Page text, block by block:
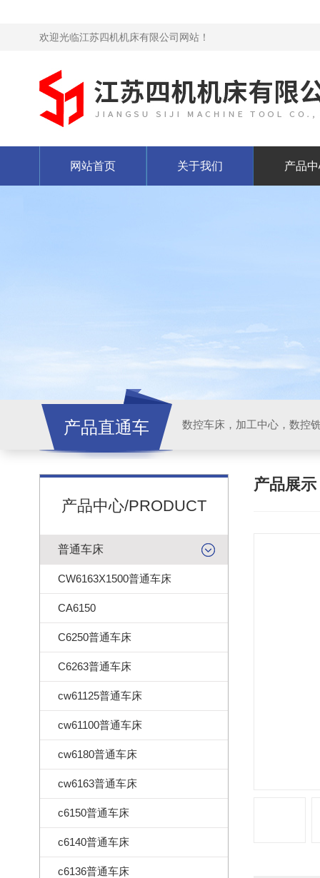
欢迎光临江苏四机机床有限公司网站！
网站首页 关于我们 产品
产品直通车
产品中心/PRODUCT
普通车床
CW6163X1500普通车床
CA6150
C6250普通车床
C6263普通车床
cw61125普通车床
cw61100普通车床
cw6180普通车床
cw6163普通车床
c6150普通车床
c6140普通车床
c6136普通车床
产品展示